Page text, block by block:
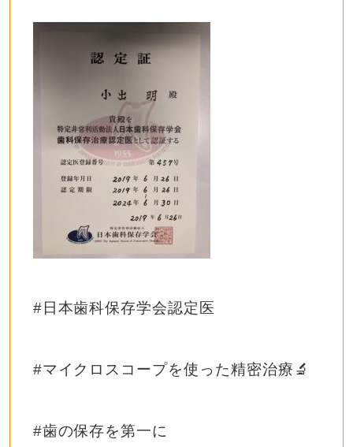
#日本歯科保存学会認定医
#マイクロスコープを使った精密治療🔬
#歯の保存を第一に